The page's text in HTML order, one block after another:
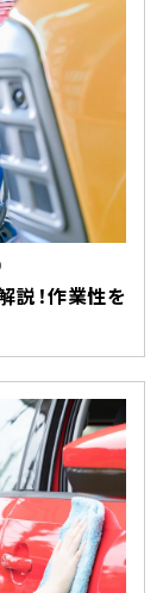
説！作業性を